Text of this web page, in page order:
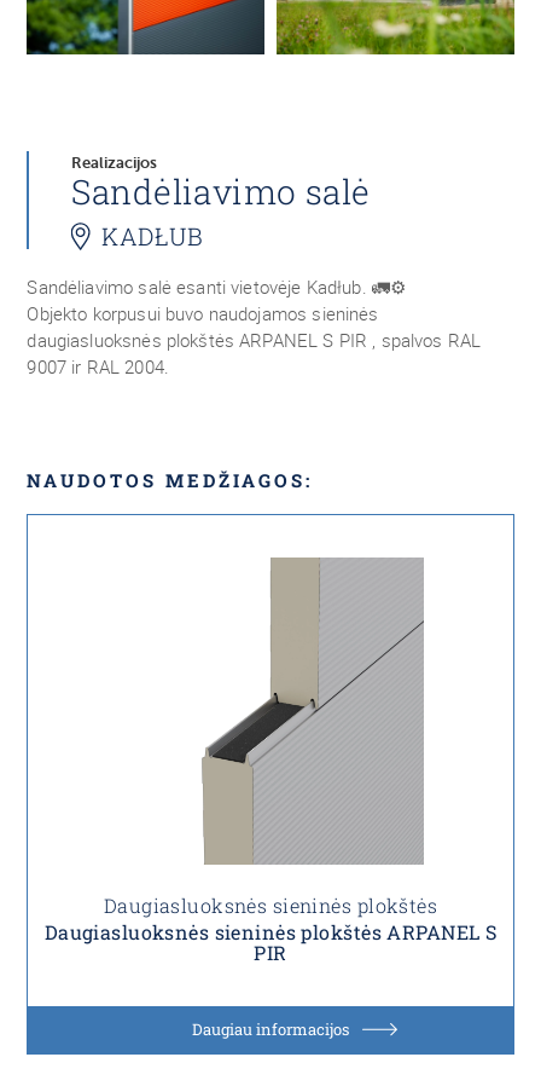
Realizacijos
Sandėliavimo salė
KADŁUB
Sandėliavimo salė esanti vietovėje Kadłub. 🚛⚙️
Objekto korpusui buvo naudojamos sieninės
daugiasluoksnės plokštės ARPANEL S PIR , spalvos RAL
9007 ir RAL 2004.
NAUDOTOS MEDŽIAGOS:
Daugiasluoksnės sieninės plokštės
Daugiasluoksnės sieninės plokštės ARPANEL S
PIR
Daugiau informacijos